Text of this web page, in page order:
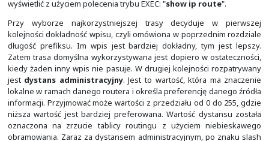
może wykorzystywać tę samą lub inną technologię
danych. W naszym przypadku dla uproszenia
technologia Ethernet. Niemniej, równie dobrze
połączenia HDLC, PPP czy Frame Relay. Z punktu
trzeciej wszystko przebiegałoby tak samo. Warto
każdym z segmentów sieci zmienia się adres
docelowy MAC ramki. Wynika to z tego, że w procesie
poprzedni nagłówek Ethernet jest tracony.